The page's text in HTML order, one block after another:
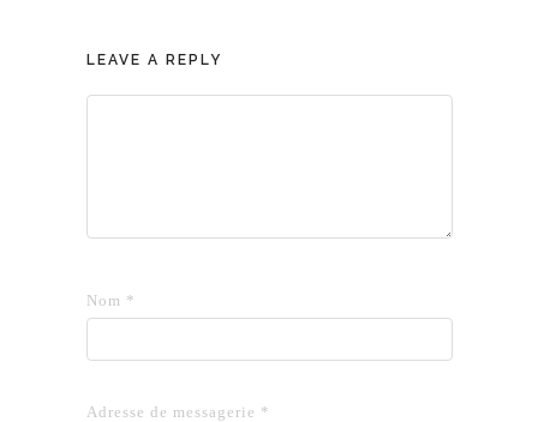
LEAVE A REPLY
Nom *
Adresse de messagerie *